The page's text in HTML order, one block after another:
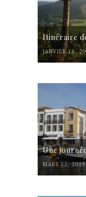
Itinéraire
JANVIER 18,
Une
MARS 22, 2019